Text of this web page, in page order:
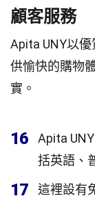
顧客服務
Apita UNY以
供愉快的購物
實。
16
Apita
括英語、
17 這裡設有